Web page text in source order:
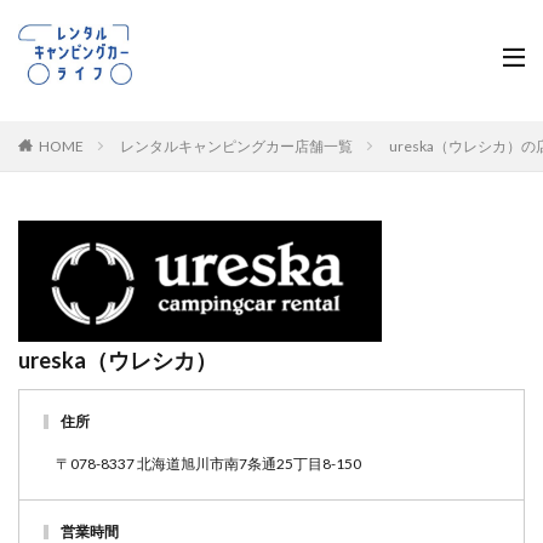
HOME レンタルキャンピングカー店舗一覧 ureska（ウレシカ）の
ureska（ウレシカ）
住所
〒078-8337 北海道旭川市南7条通25丁目8-150
営業時間